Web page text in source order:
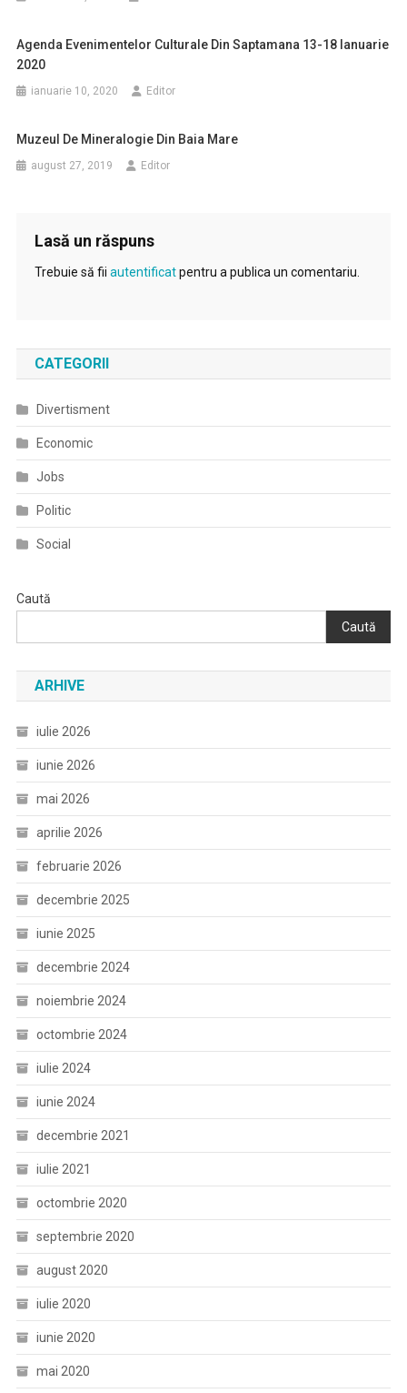
Agenda Evenimentelor Culturale Din Saptamana 13-18 Ianuarie
2020
ianuarie 10, 2020 Editor
Muzeul De Mineralogie Din Baia Mare
august 27, 2019 Editor
Lasă un răspuns
Trebuie să fii autentificatpentru a publica un comentariu.
CATEGORII
Divertisment
Economic
Jobs
Politic
Social
Caută
Caută
ARHIVE
iulie 2026
iunie 2026
mai 2026
aprilie 2026
februarie 2026
decembrie 2025
iunie 2025
decembrie 2024
noiembrie 2024
octombrie 2024
iulie 2024
iunie 2024
decembrie 2021
iulie 2021
octombrie 2020
septembrie 2020
august 2020
iulie 2020
iunie 2020
mai 2020